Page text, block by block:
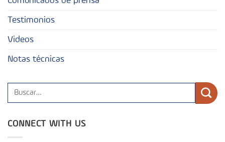
Testimonios
Videos
Notas técnicas
CONNECT WITH US